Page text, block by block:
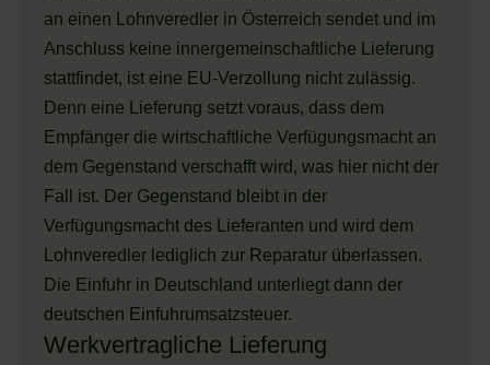
an einen Lohnveredler in Österreich sendet und im
Anschluss keine innergemeinschaftliche Lieferung
stattfindet, ist eine EU-Verzollung nicht zulässig.
Denn eine Lieferung setzt voraus, dass dem
Empfänger die wirtschaftliche Verfügungsmacht an
dem Gegenstand verschafft wird, was hier nicht der
Fall ist. Der Gegenstand bleibt in der
Verfügungsmacht des Lieferanten und wird dem
Lohnveredler lediglich zur Reparatur überlassen.
Die Einfuhr in Deutschland unterliegt dann der
deutschen Einfuhrumsatzsteuer.
Werkvertragliche Lieferung